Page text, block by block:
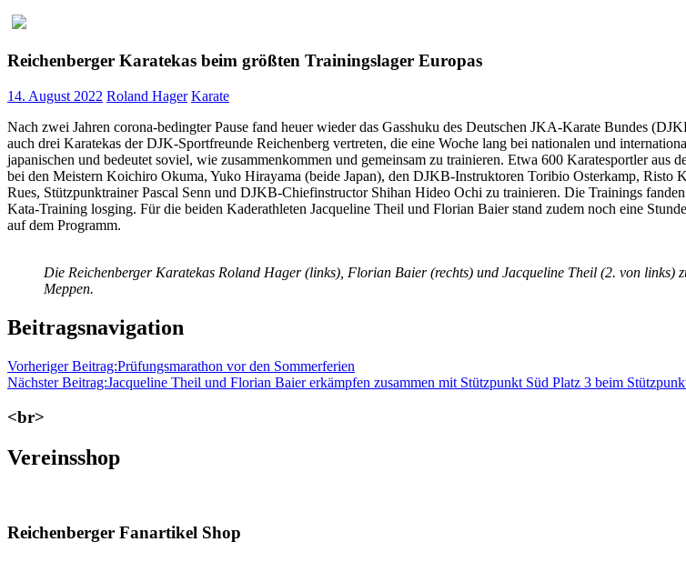
Reichenberger Karatekas beim größten Trainingslager Europas
14. August 2022 Roland Hager Karate
Nach zwei Jahren corona-bedingter Pause fand heuer wieder das Gasshuku des Deutschen JKA-Karate Bundes
auch drei Karatekas der DJK-Sportfreunde Reichenberg vertreten, die eine Woche lang bei nationalen und
japanischen und bedeutet soviel, wie zusammenkommen und gemeinsam zu trainieren. Etwa 600 Karatesportler
bei den Meistern Koichiro Okuma, Yuko Hirayama (beide Japan), den DJKB-Instruktoren Toribio Osterkamp, Risto
Rues, Stützpunktrainer Pascal Senn und DJKB-Chiefinstructor Shihan Hideo Ochi zu trainieren. Die Trainings
Kata-Training losging. Für die beiden Kaderathleten Jacqueline Theil und Florian Baier stand zudem noch eine
auf dem Programm.
Die Reichenberger Karatekas Roland Hager (links), Florian Baier (rechts) und Jacqueline Theil (2. von
Meppen.
Beitragsnavigation
Vorheriger Beitrag:Prüfungsmarathon vor den Sommerferien
Nächster Beitrag:Jacqueline Theil und Florian Baier erkämpfen zusammen mit Stützpunkt Süd Platz 3 beim
<br>
Vereinsshop
Reichenberger Fanartikel Shop